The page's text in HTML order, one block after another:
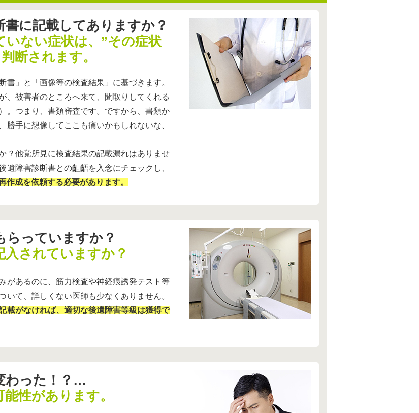
書に記載してありますか？
いない症状は、”その症状
断されます。
」と「画像等の検査結果」に基づきます。
、被害者のところへ来て、聞取りしてくれる
。つまり、書類審査です。ですから、書類か
手に想像してここも痛いかもしれないな、
？他覚所見に検査結果の記載漏れはありませ
障害診断書との齟齬を入念にチェックし、
作成を依頼する必要があります。
らっていますか？
されていますか？
があるのに、筋力検査や神経痕誘発テスト等
て、詳しくない医師も少なくありません。
載がなければ、適切な後遺障害等級は獲得で
わった！？…
性があります。